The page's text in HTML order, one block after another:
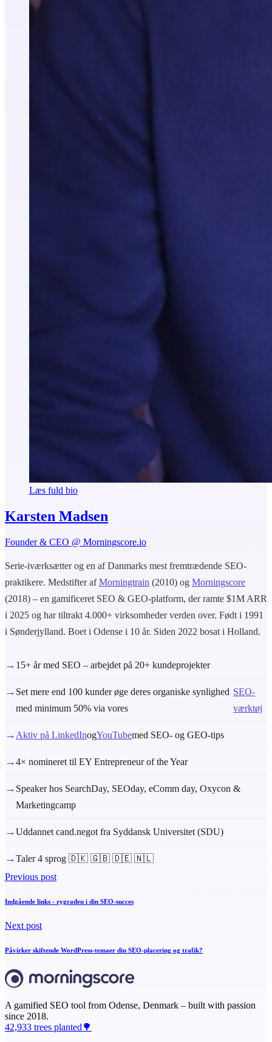
Læs fuld bio
Karsten Madsen
Founder & CEO @ Morningscore.io
Serie-iværksætter og en af Danmarks mest fremtrædende SEO-
praktikere. Medstifter afMorningtrain (2010) og Morningscore
(2018) – en gamificeret SEO & GEO-platform, der ramte $1M ARR
i 2025 og har tiltrakt 4.000+ virksomheder verden over. Født i 1991
i Sønderjylland. Boet i Odense i 10 år. Siden 2022 bosat i Holland.
→ 15+ år med SEO – arbejdet på 20+ kundeprojekter
→ Set mere end 100 kunder øge deres organiske synlighed
med minimum 50% via vores
SEO-
værktøj
→ Aktiv på LinkedInogYouTubemed SEO- og GEO-tips
→4× nomineret til EY Entrepreneur of the Year
→ Speaker hos SearchDay, SEOday, eComm day, Oxycon &
Marketingcamp
→Uddannet cand.negot fra Syddansk Universitet (SDU)
→Taler 4 sprog 🇩🇰 🇬🇧 🇩🇪 🇳🇱
Previous post
Indgående links - rygraden i din SEO-succes
Next post
Påvirker skiftende WordPress-temaer din SEO-placering og trafik?
A gamified SEO tool from Odense, Denmark – built with passion
since 2018.
42,933 trees planted🌳